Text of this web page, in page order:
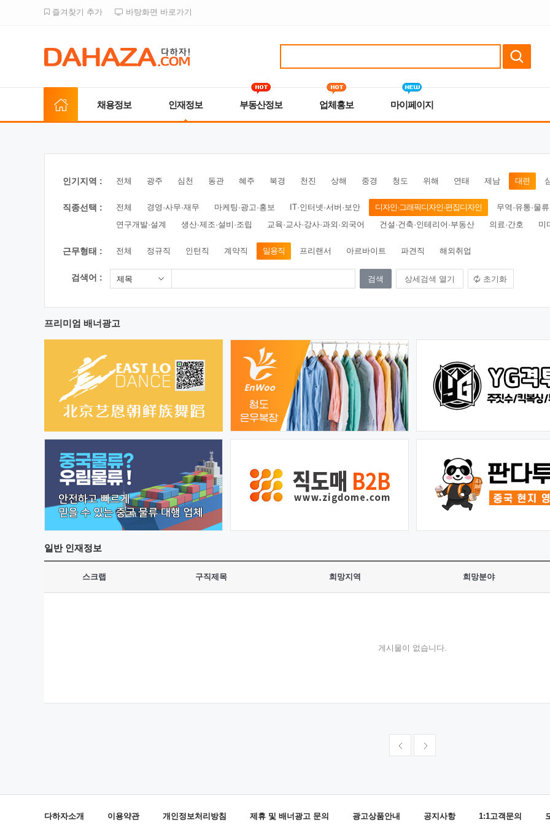
즐겨찾기 추가 바탕화면 바로가기
채용정보 인재정보 부동산정보 업체홍보 마이페이지
인기지역 : 전체 광주 심천 동관 혜주 북경 천진 상해 중경 청도 위해 연태 제남 대련
직종선택 : 전체 경영·사무·재무 마케팅·광고·홍보 IT·인터넷·서버·보안 디자인·그래픽디자인·편집디자인
무역·유통·물
연구개발·설계
생산·제조·설비·조립 교육·교사·강사·과외·외국어 건설·건축·인테리어·부동산 의료·간호 미
근무형태 : 전체 정규직 인턴직 계약직 일용직 프리랜서 아르바이트 파견직 해외취업
검색어 : 제목 상세검색 열기 초기화
프리미엄 배너광고
일반인재정보
스크랩 구직제목 희망지역 희망분야
게시물이 없습니다.
다하자소개 이용약관 개인정보처리방침 제휴 및 배너광고 문의 광고상품안내 공지사항 1:1고객문의